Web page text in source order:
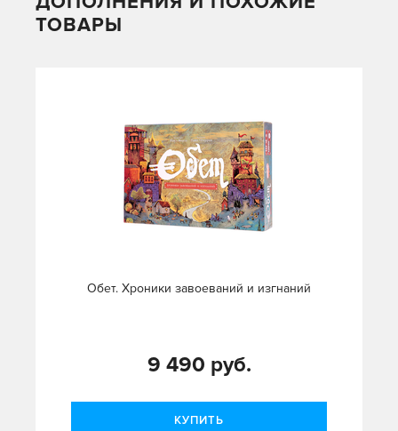
ТОВАРЫ
Обет. Хроники завоеваний и изгнаний
9 490 руб.
КУПИТЬ